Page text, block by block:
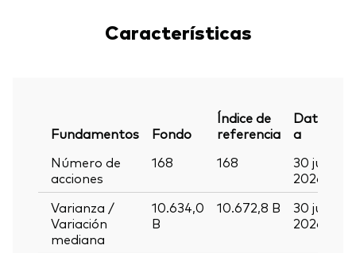
Características
Fundamentos Fondo
Índice de
referencia
Datos
a
Número de
acciones
168 168
30 jun
2026
Varianza /
Variación
mediana
10.634,0
B
10.672,8 B
30 jun
2026